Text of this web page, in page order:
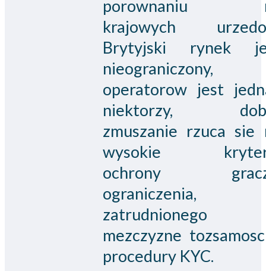
porownaniu
krajowych
Brytyjski rynek
nieograniczony,
operatorow jest
niektorzy,
zmuszanie rzuca sie
wysokie
ochrony
ograniczenia,
zatrudnionego
mezczyzne
procedury KYC.